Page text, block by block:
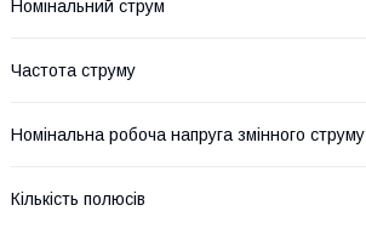
Номінальний струм
Частота струму
Номінальна робоча напруга змінного струму
Кількість полюсів